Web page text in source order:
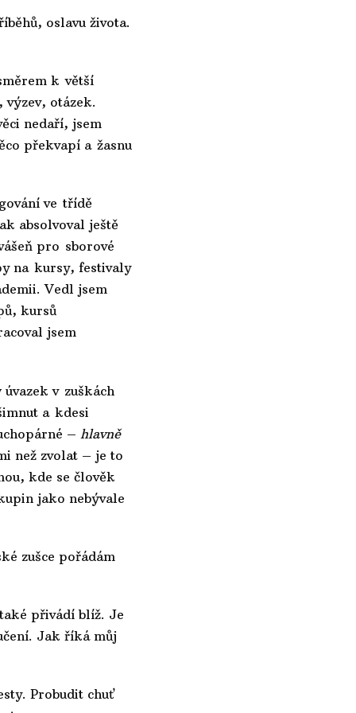
oslavu života.
k větší
otázek.
nedaří, jsem
překvapí a žasnu
ve třídě
absolvoval ještě
pro sborové
na kursy, festivaly
Vedl jsem
kursů
jsem
v zuškách
a kdesi
– hlavně
než zvolat – je to
kde se člověk
jako nebývale
zušce pořádám
přivádí blíž. Je
Jak říká můj
Probudit chuť